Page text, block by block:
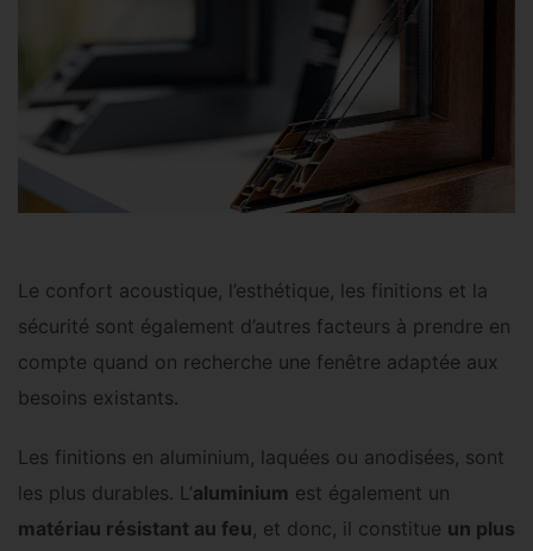
Le confort acoustique, l’esthétique, les finitions et la
sécurité sont également d’autres facteurs à prendre en
compte quand on recherche une fenêtre adaptée aux
besoins existants.
Les finitions en aluminium, laquées ou anodisées, sont
les plus durables. L’aluminium est également un
matériau résistant au feu, et donc, il constitue un plus